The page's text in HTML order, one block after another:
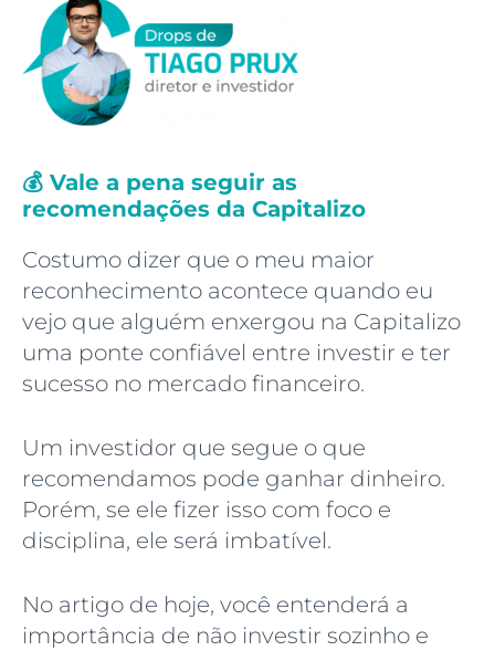
💰 Vale a pena seguir as
recomendações da Capitalizo
Costumo dizer que o meu maior
reconhecimento acontece quando eu
vejo que alguém enxergou na Capitalizo
uma ponte confiável entre investir e ter
sucesso no mercado financeiro.
Um investidor que segue o que
recomendamos pode ganhar dinheiro.
Porém, se ele fizer isso com foco e
disciplina, ele será imbatível.
No artigo de hoje, você entenderá a
importância de não investir sozinho e